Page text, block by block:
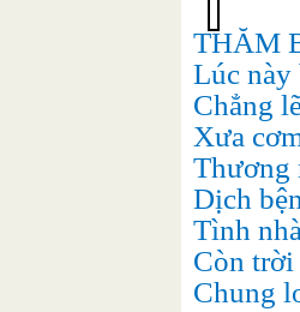
THĂM
Lúc này
Chẳng
Xưa
Thương
Dịch
Tình
Còn trời
Chung